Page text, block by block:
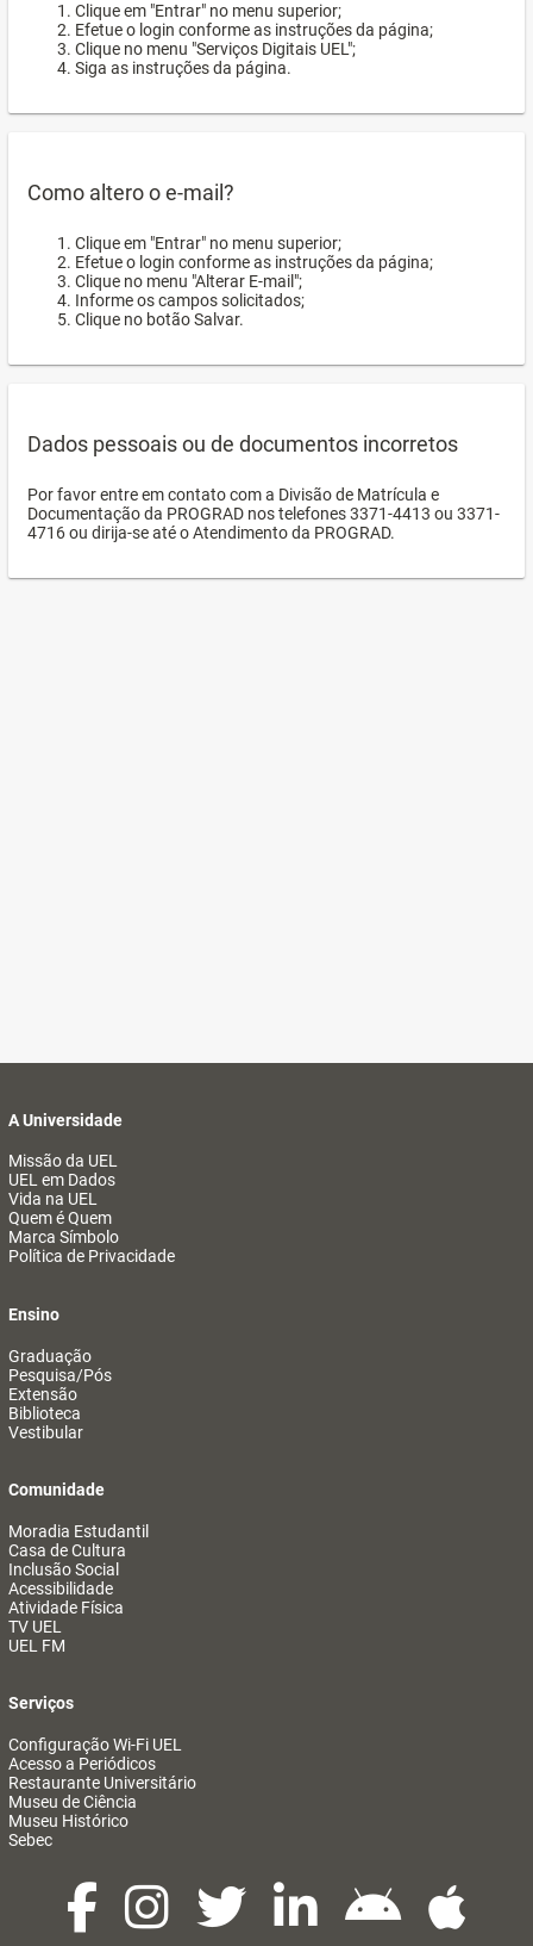
Clique em "Entrar" no menu superior;
Efetue o login conforme as instruções da página;
Clique no menu "Serviços Digitais UEL";
Siga as instruções da página.
Como altero o e-mail?
Clique em "Entrar" no menu superior;
Efetue o login conforme as instruções da página;
Clique no menu "Alterar E-mail";
Informe os campos solicitados;
Clique no botão Salvar.
Dados pessoais ou de documentos incorretos
Por favor entre em contato com a Divisão de Matrícula e
Documentação da PROGRAD nos telefones 3371-4413 ou 3371-
4716 ou dirija-se até o Atendimento da PROGRAD.
A Universidade
Missão da UEL
UEL em Dados
Vida na UEL
Quem é Quem
Marca Símbolo
Política de Privacidade
Ensino
Graduação
Pesquisa/Pós
Extensão
Biblioteca
Vestibular
Comunidade
Moradia Estudantil
Casa de Cultura
Inclusão Social
Acessibilidade
Atividade Física
TV UEL
UEL FM
Serviços
Configuração Wi-Fi UEL
Acesso a Periódicos
Restaurante Universitário
Museu de Ciência
Museu Histórico
Sebec